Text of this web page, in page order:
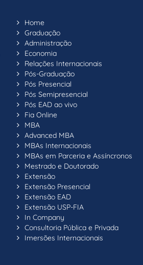
Home
Graduação
Administração
Economia
Relações Internacionais
Pós-Graduação
Pós Presencial
Pós Semipresencial
Pós EAD ao vivo
Fia Online
MBA
Advanced MBA
MBAs Internacionais
MBAs em Parceria e Assíncronos
Mestrado e Doutorado
Extensão
Extensão Presencial
Extensão EAD
Extensão USP-FIA
In Company
Consultoria Pública e Privada
Imersões Internacionais